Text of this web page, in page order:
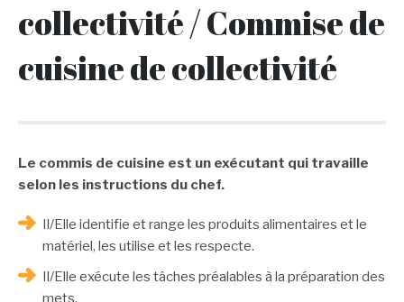
collectivité / Commise de
cuisine de collectivité
Le commis de cuisine est un exécutant qui travaille
selon les instructions du chef.
Il/Elle identifie et range les produits alimentaires et le
matériel, les utilise et les respecte.
Il/Elle exécute les tâches préalables à la préparation des
mets.